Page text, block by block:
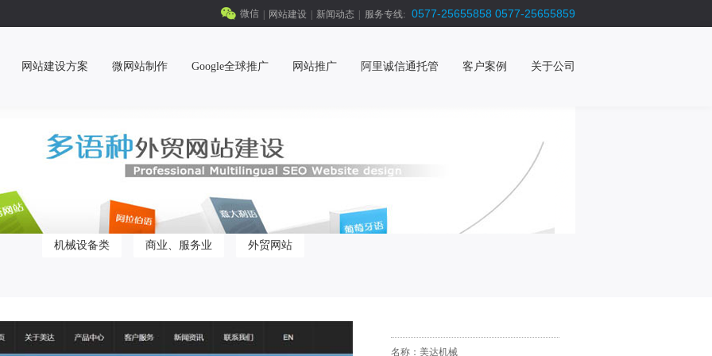
微信 网站建设 新闻动态 服务专线: 0577-25655858 0577-25655859
网站建设方案 微网站制作 Google全球推广 网站推广 阿里诚信通托管 客户案例 关于公司
机械设备类 商业、服务业 外贸网站
名称： 美达机械